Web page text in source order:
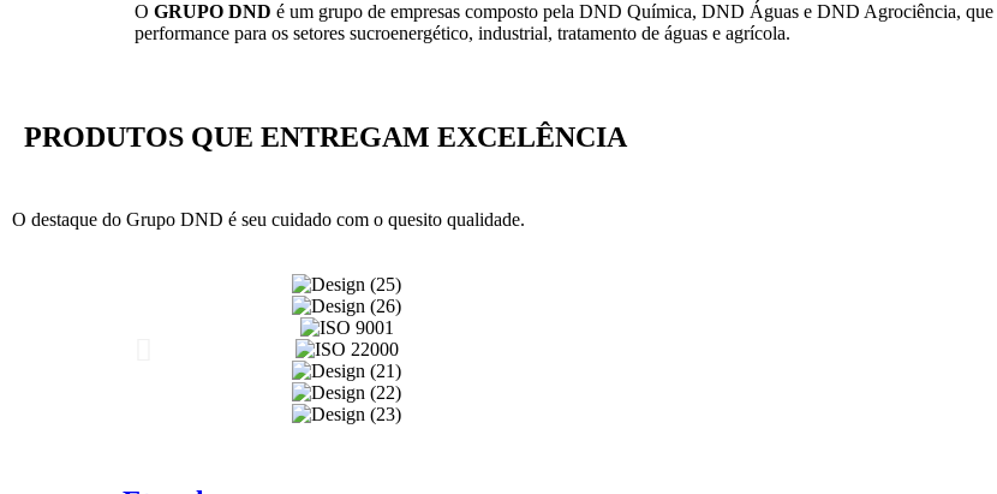
O GRUPO DND é um grupo de empresas composto pela DND Química, DND Águas e DND Agrociência,
performance para os setores sucroenergético, industrial, tratamento de águas e agrícola.
PRODUTOS QUE ENTREGAM EXCELÊNCIA
O destaque do Grupo DND é seu cuidado com o quesito qualidade.